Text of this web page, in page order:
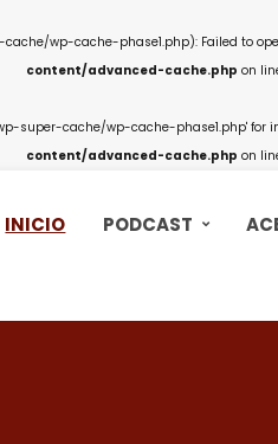
wp-cache-phase1.php): Failed to
content/advanced-cache.php on
super-cache/wp-cache-phase1.php'
content/advanced-cache.php on
INICIO PODCAST